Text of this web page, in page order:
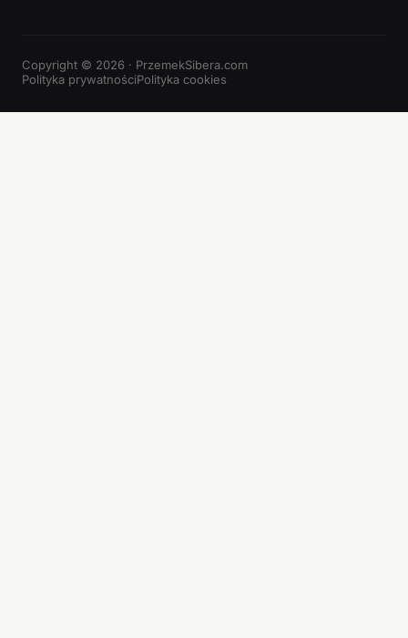
Copyright © 2026 · PrzemekSibera.com
Polityka prywatnościPolityka cookies